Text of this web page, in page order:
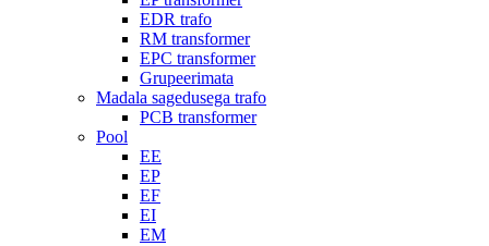
EDR trafo
RM transformer
EPC transformer
Grupeerimata
Madala sagedusega trafo
PCB transformer
Pool
EE
EP
EF
EI
EM